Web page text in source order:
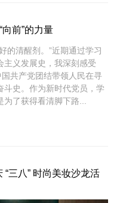
向前”的力量
清醒剂。”近期通过学习
主义发展史，我深刻感受
共产党团结带领人民在寻
斗史。作为新时代党员，学
了获得看清脚下路...
“三八” 时尚美妆沙龙活